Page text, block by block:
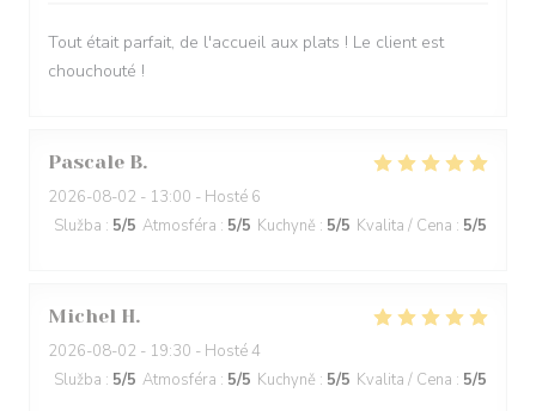
Tout était parfait, de l'accueil aux plats ! Le client est
chouchouté !
Pascale B
2026-08-02 - 13:00 - Hosté 6
Služba : 5/5 Atmosféra : 5/5 Kuchyně : 5/5 Kvalita / Cena : 5/5
Michel H
2026-08-02 - 19:30 - Hosté 4
Služba : 5/5 Atmosféra : 5/5 Kuchyně : 5/5 Kvalita / Cena : 5/5